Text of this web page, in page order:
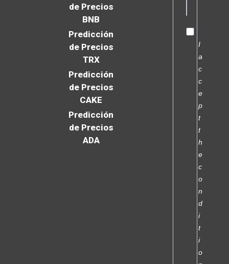
de Precios
BNB
Predicción
de Precios
TRX
Predicción
de Precios
CAKE
Predicción
de Precios
ADA
I
a
c
c
e
p
t
t
h
e
c
o
n
d
i
t
i
o